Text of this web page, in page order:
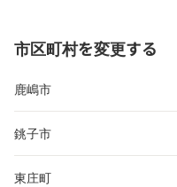
市区町村を変更する
鹿嶋市
銚子市
東庄町